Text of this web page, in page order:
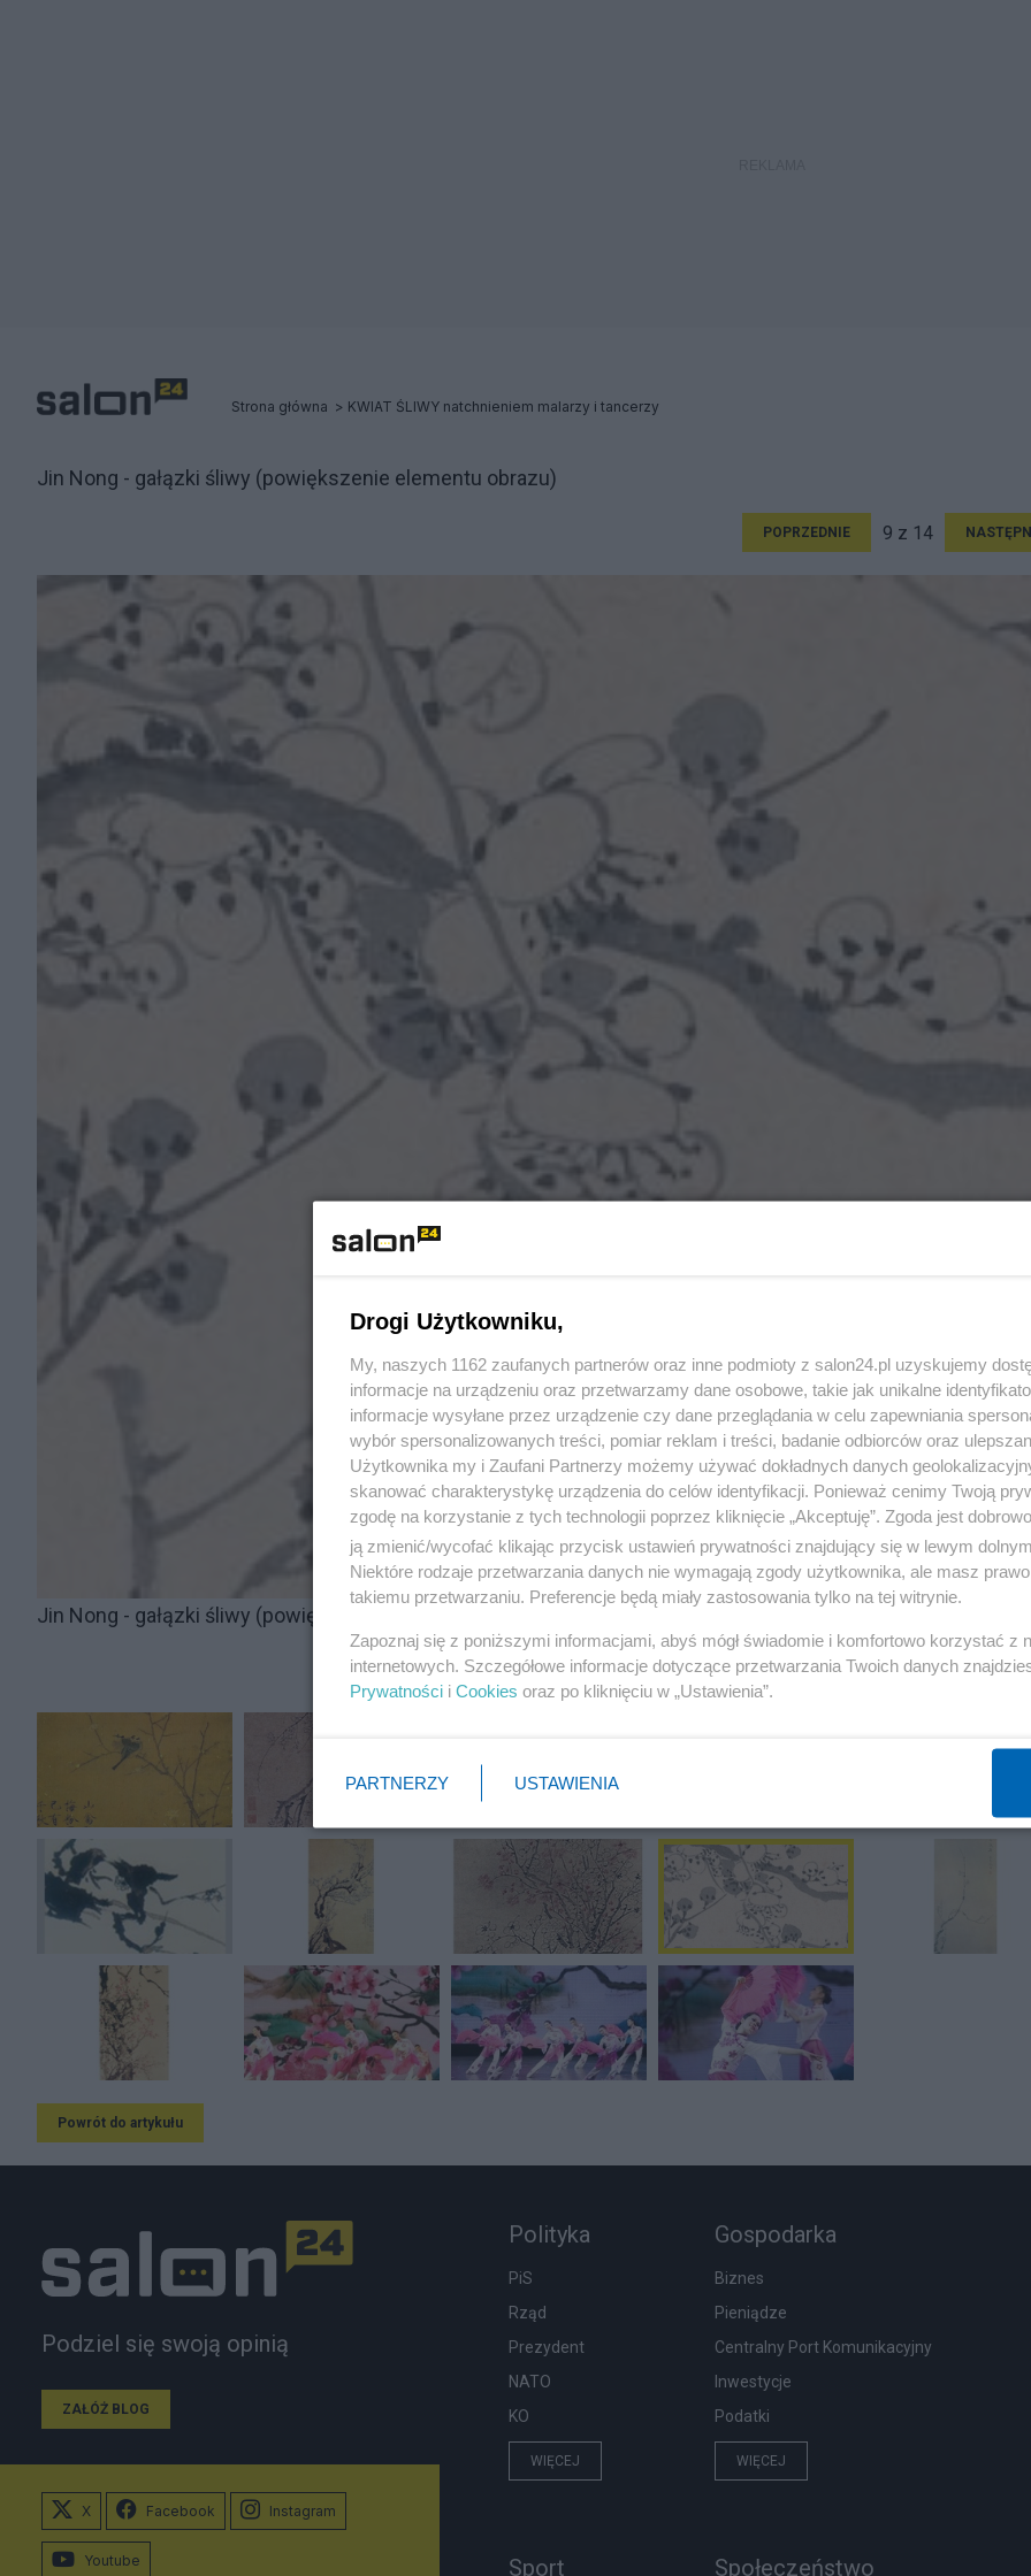
Strona główna KWIAT ŚLIWY natchnieniem malarzy i tancerzy
Jin Nong - gałązki śliwy (powiększenie elementu obrazu)
POPRZEDNIE 9 z 14
Jin Nong - gałązki śliwy (powiększenie elementu obrazu)
POPRZEDNIE 9 z 14
Powrót do artykułu
Podziel się swoją opinią
ZAŁÓŻ BLOG
Polityka
PiS
Rząd
Prezydent
NATO
KO
WIĘCEJ
Gospodarka
Biznes
Pieniądze
Centralny Port Komunikacyjny
Inwestycje
Podatki
WIĘCEJ
Sport Społeczeństwo
X Facebook Instagram
Youtube
Drogi Użytkowniku,
My, naszych 1162 zaufanych partnerów oraz inne podmioty z salon24.pl uzyskujemy
informacje na urządzeniu oraz przetwarzamy dane osobowe, takie jak unikalne
informacje wysyłane przez urządzenie czy dane przeglądania w celu zapewniania
wybór spersonalizowanych treści, pomiar reklam i treści, badanie odbiorców oraz
Użytkownika my i Zaufani Partnerzy możemy używać dokładnych danych
skanować charakterystykę urządzenia do celów identyfikacji. Ponieważ cenimy Twoją
zgodę na korzystanie z tych technologii poprzez kliknięcie „Akceptuję”. Zgoda jest
ją zmienić/wycofać klikając przycisk ustawień prywatności znajdujący się w lewym
Niektóre rodzaje przetwarzania danych nie wymagają zgody użytkownika, ale masz
takiemu przetwarzaniu. Preferencje będą miały zastosowania tylko na tej witrynie.
Zapoznaj się z poniższymi informacjami, abyś mógł świadomie i komfortowo korzystać z
internetowych. Szczegółowe informacje dotyczące przetwarzania Twoich danych
Prywatności i Cookies oraz po kliknięciu w „Ustawienia”.
PARTNERZY USTAWIENIA